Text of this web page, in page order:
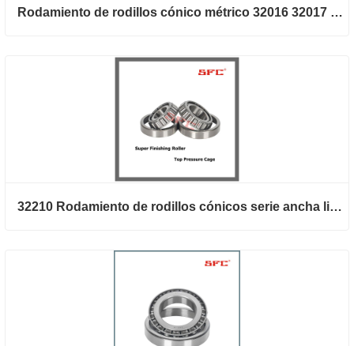
Rodamiento de rodillos cónico métrico 32016 32017 32018 32019 32020
32210 Rodamiento de rodillos cónicos serie ancha ligera 32211 32212 32213 32214 32215